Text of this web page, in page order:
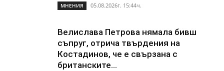
МНЕНИЯ 05.08.2026г. 15:44ч.
Велислава Петрова нямала бивш
съпруг, отрича твърдения на
Костадинов, че е свързана с
британските...